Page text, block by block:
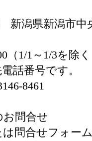
新潟県新潟市中
（1/1～1/3を除
話番号です。
8461
お問合せ
問合せフォー